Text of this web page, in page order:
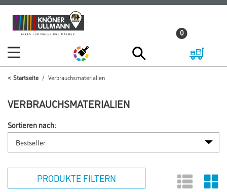
Zum
Inhalt
Zum
Navigationsmenü
0
Startseite Verbrauchsmaterialien
VERBRAUCHSMATERIALIEN
Sortieren nach:
PRODUKTE FILTERN